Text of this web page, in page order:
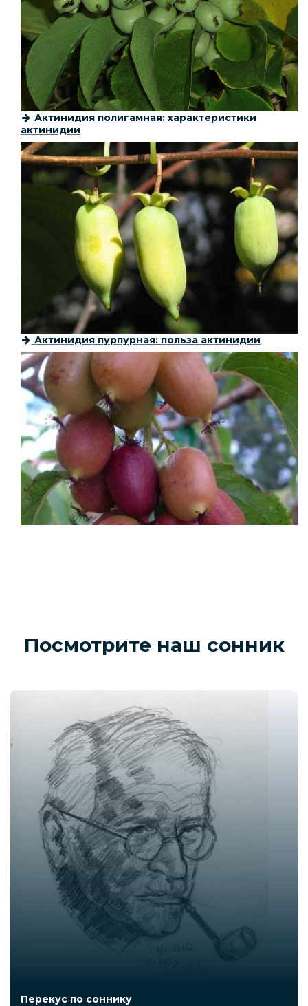
Актинидия полигамная: характеристики
актинидии
Актинидия пурпурная: польза актинидии
Посмотрите наш сонник
Перекус по соннику